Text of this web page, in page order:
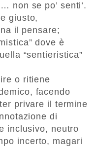
non se po’ senti’.
giusto,
il pensare;
dove è
“sentieristica”
o ritiene
facendo
privare il termine
di
inclusivo, neutro
incerto, magari